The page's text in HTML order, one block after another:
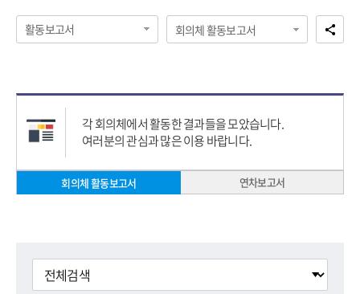
활동보고서 회의체 활동보고서
각 회의체에서 활동한 결과들을 모았습니다.
여러분의 관심과 많은 이용 바랍니다.
회의체 활동보고서 연차보고서